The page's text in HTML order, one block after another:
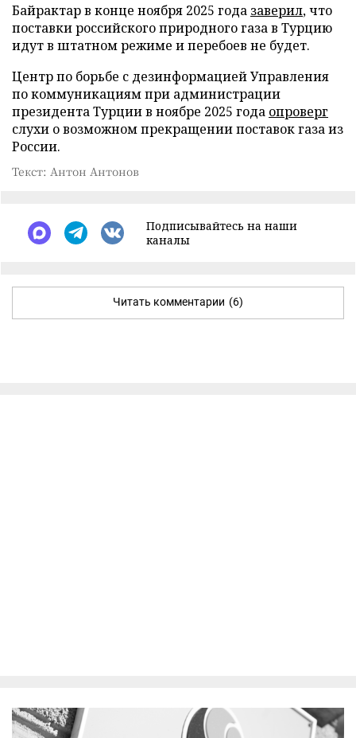
Байрактар в конце ноября 2025 года заверил, что
поставки российского природного газа в Турцию
идут в штатном режиме и перебоев не будет.
Центр по борьбе с дезинформацией Управления
по коммуникациям при администрации
президента Турции в ноябре 2025 года опроверг
слухи о возможном прекращении поставок газа из
России.
Текст: Антон Антонов
Подписывайтесь на наши
каналы
Читать комментарии (6)